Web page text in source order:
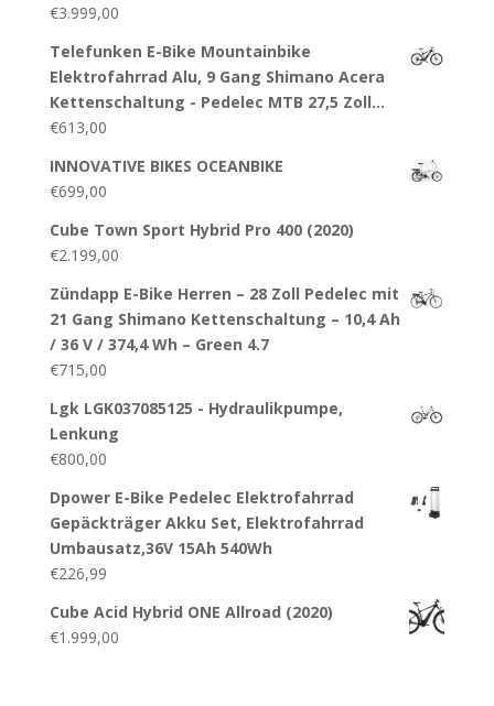
€3.999,00
Telefunken E-Bike Mountainbike
Elektrofahrrad Alu, 9 Gang Shimano Acera
Kettenschaltung - Pedelec MTB 27,5 Zoll…
€613,00
INNOVATIVE BIKES OCEANBIKE
€699,00
Cube Town Sport Hybrid Pro 400 (2020)
€2.199,00
Zündapp E-Bike Herren – 28 Zoll Pedelec mit
21 Gang Shimano Kettenschaltung – 10,4 Ah
/ 36 V / 374,4 Wh – Green 4.7
€715,00
Lgk LGK037085125 - Hydraulikpumpe,
Lenkung
€800,00
Dpower E-Bike Pedelec Elektrofahrrad
Gepäckträger Akku Set, Elektrofahrrad
Umbausatz,36V 15Ah 540Wh
€226,99
Cube Acid Hybrid ONE Allroad (2020)
€1.999,00